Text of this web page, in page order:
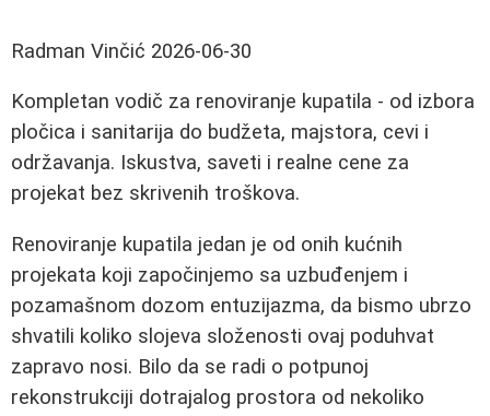
Radman Vinčić 2026-06-30
Kompletan vodič za renoviranje kupatila - od izbora
pločica i sanitarija do budžeta, majstora, cevi i
održavanja. Iskustva, saveti i realne cene za
projekat bez skrivenih troškova.
Renoviranje kupatila jedan je od onih kućnih
projekata koji započinjemo sa uzbuđenjem i
pozamašnom dozom entuzijazma, da bismo ubrzo
shvatili koliko slojeva složenosti ovaj poduhvat
zapravo nosi. Bilo da se radi o potpunoj
rekonstrukciji dotrajalog prostora od nekoliko